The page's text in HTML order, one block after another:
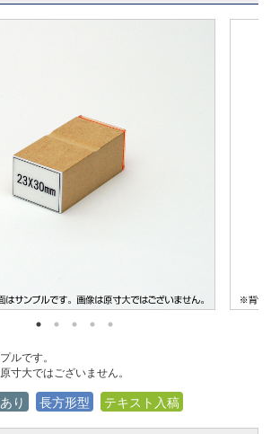
ルです。
寸大ではございません。
り 長方形型 テキスト入稿